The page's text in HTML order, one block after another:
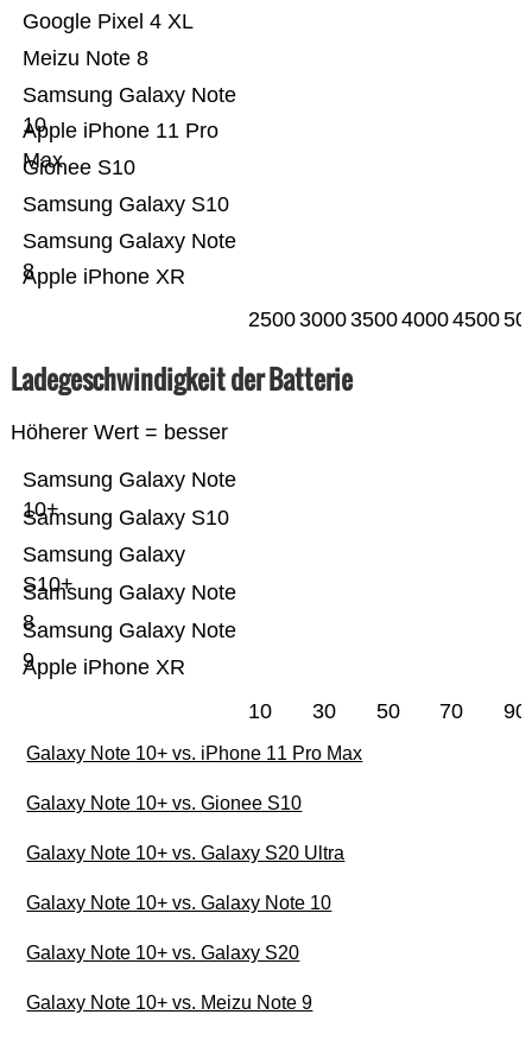
Apple iPhone XR
Samsung Galaxy Note
8
Samsung Galaxy S10
Gionee S10
Apple iPhone 11 Pro
Max
Samsung Galaxy Note
10
Meizu Note 8
Google Pixel 4 XL
25003000350040004500
Ladegeschwindigkeit der Batterie
Höherer Wert = besser
Apple iPhone XR
Samsung Galaxy Note
9
Samsung Galaxy Note
8
Samsung Galaxy
S10+
Samsung Galaxy S10
Samsung Galaxy Note
10+
10 30 50 70 90
Galaxy Note 10+ vs. iPhone 11 Pro Max
Galaxy Note 10+ vs. Gionee S10
Galaxy Note 10+ vs. Galaxy S20 Ultra
Galaxy Note 10+ vs. Galaxy Note 10
Galaxy Note 10+ vs. Galaxy S20
Galaxy Note 10+ vs. Meizu Note 9